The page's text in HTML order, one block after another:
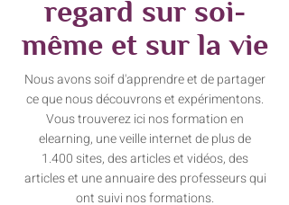
regard sur soi-
même et sur la vie
Nous avons soif d'apprendre et de partager
ce que nous découvrons et expérimentons.
Vous trouverez ici nos formation en
elearning, une veille internet de plus de
1.400 sites, des articles et vidéos, des
articles et une annuaire des professeurs qui
ont suivi nos formations.